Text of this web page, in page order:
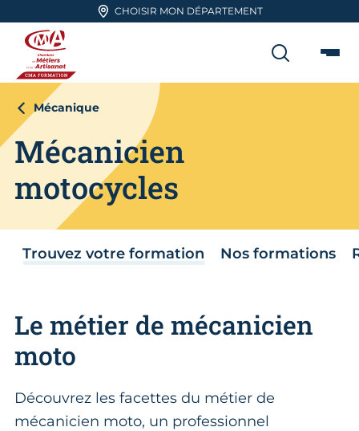
Aller en haut de pageCHOISIR MON DÉPARTEMENT
CMA FORMATION
Mécanique
Mécanicien
motocycles
Trouvez votre formation Nos formations
Le métier de mécanicien
moto
Découvrez les facettes du métier de
mécanicien moto, un professionnel